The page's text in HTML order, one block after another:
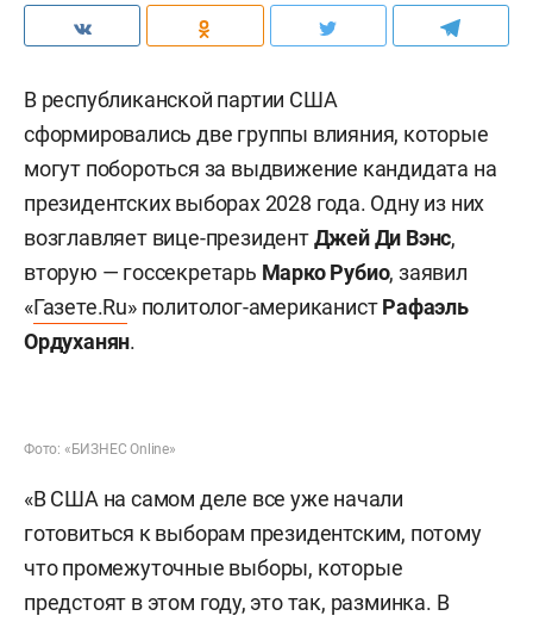
В республиканской партии США
сформировались две группы влияния, которые
могут побороться за выдвижение кандидата на
президентских выборах 2028 года. Одну из них
возглавляет вице-президентДжей Ди Вэнс,
вторую — госсекретарь Марко Рубио, заявил
«Газете.Ru» политолог-американистРафаэль
Ордуханян.
Фото: «БИЗНЕС Online»
«В США на самом деле все уже начали
готовиться к выборам президентским, потому
что промежуточные выборы, которые
предстоят в этом году, это так, разминка. В